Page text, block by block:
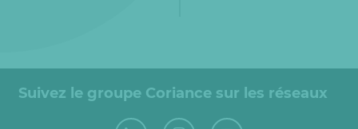
Suivez le groupe Coriance sur les réseaux